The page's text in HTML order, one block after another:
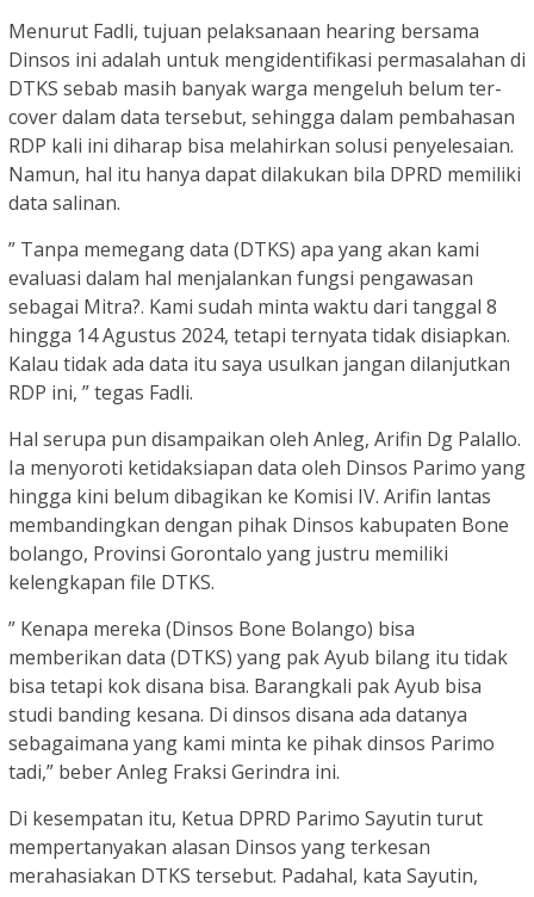
Menurut Fadli, tujuan pelaksanaan hearing bersama
Dinsos ini adalah untuk mengidentifikasi permasalahan di
DTKS sebab masih banyak warga mengeluh belum ter-
cover dalam data tersebut, sehingga dalam pembahasan
RDP kali ini diharap bisa melahirkan solusi penyelesaian.
Namun, hal itu hanya dapat dilakukan bila DPRD memiliki
data salinan.
” Tanpa memegang data (DTKS) apa yang akan kami
evaluasi dalam hal menjalankan fungsi pengawasan
sebagai Mitra?. Kami sudah minta waktu dari tanggal 8
hingga 14 Agustus 2024, tetapi ternyata tidak disiapkan.
Kalau tidak ada data itu saya usulkan jangan dilanjutkan
RDP ini, ” tegas Fadli.
Hal serupa pun disampaikan oleh Anleg, Arifin Dg Palallo.
Ia menyoroti ketidaksiapan data oleh Dinsos Parimo yang
hingga kini belum dibagikan ke Komisi IV. Arifin lantas
membandingkan dengan pihak Dinsos kabupaten Bone
bolango, Provinsi Gorontalo yang justru memiliki
kelengkapan file DTKS.
” Kenapa mereka (Dinsos Bone Bolango) bisa
memberikan data (DTKS) yang pak Ayub bilang itu tidak
bisa tetapi kok disana bisa. Barangkali pak Ayub bisa
studi banding kesana. Di dinsos disana ada datanya
sebagaimana yang kami minta ke pihak dinsos Parimo
tadi,” beber Anleg Fraksi Gerindra ini.
Di kesempatan itu, Ketua DPRD Parimo Sayutin turut
mempertanyakan alasan Dinsos yang terkesan
merahasiakan DTKS tersebut. Padahal, kata Sayutin,